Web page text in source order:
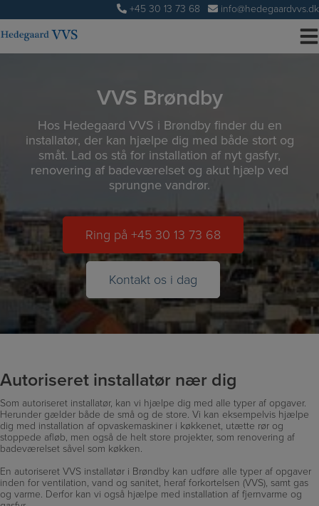
til
indholdet
+45 30 13 73 68 info@hedegaardvvs.dk
VVS Brøndby
Hos Hedegaard VVS i Brøndby finder du en
installatør, der kan hjælpe dig med både stort og
småt. Lad os stå for installation af nyt gasfyr,
renovering af badeværelset og akut hjælp ved
sprungne vandrør.
Ring på +45 30 13 73 68
Kontakt os i dag
Autoriseret installatør nær dig
Som autoriseret installatør, kan vi hjælpe dig med alle typer af opgaver.
Herunder gælder både de små og de store. Vi kan eksempelvis hjælpe
dig med installation af opvaskemaskiner i køkkenet, utætte rør og
stoppede afløb, men også de helt store projekter, som renovering af
badeværelset såvel som køkken.
En autoriseret VVS installatør i Brøndby kan udføre alle typer af opgaver
inden for ventilation, vand og sanitet, heraf forkortelsen (VVS), samt gas
og varme. Derfor kan vi også hjælpe med installation af fjernvarme og